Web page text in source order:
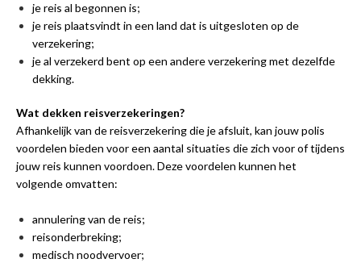
je reis al begonnen is;
je reis plaatsvindt in een land dat is uitgesloten op de
verzekering;
je al verzekerd bent op een andere verzekering met dezelfde
dekking.
Wat dekken reisverzekeringen?
Afhankelijk van de reisverzekering die je afsluit, kan jouw polis
voordelen bieden voor een aantal situaties die zich voor of tijdens
jouw reis kunnen voordoen. Deze voordelen kunnen het
volgende omvatten:
annulering van de reis;
reisonderbreking;
medisch noodvervoer;